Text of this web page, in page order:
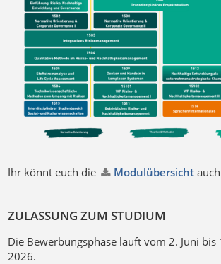
Ihr könnt euch die Modulübersicht
ZULASSUNG ZUM STUDIUM
Die Bewerbungsphase läuft vom 2. Juni bis
2026.